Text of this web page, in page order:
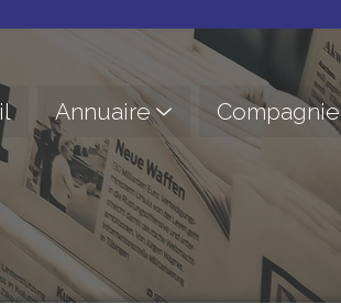
Annuaire Compagnie